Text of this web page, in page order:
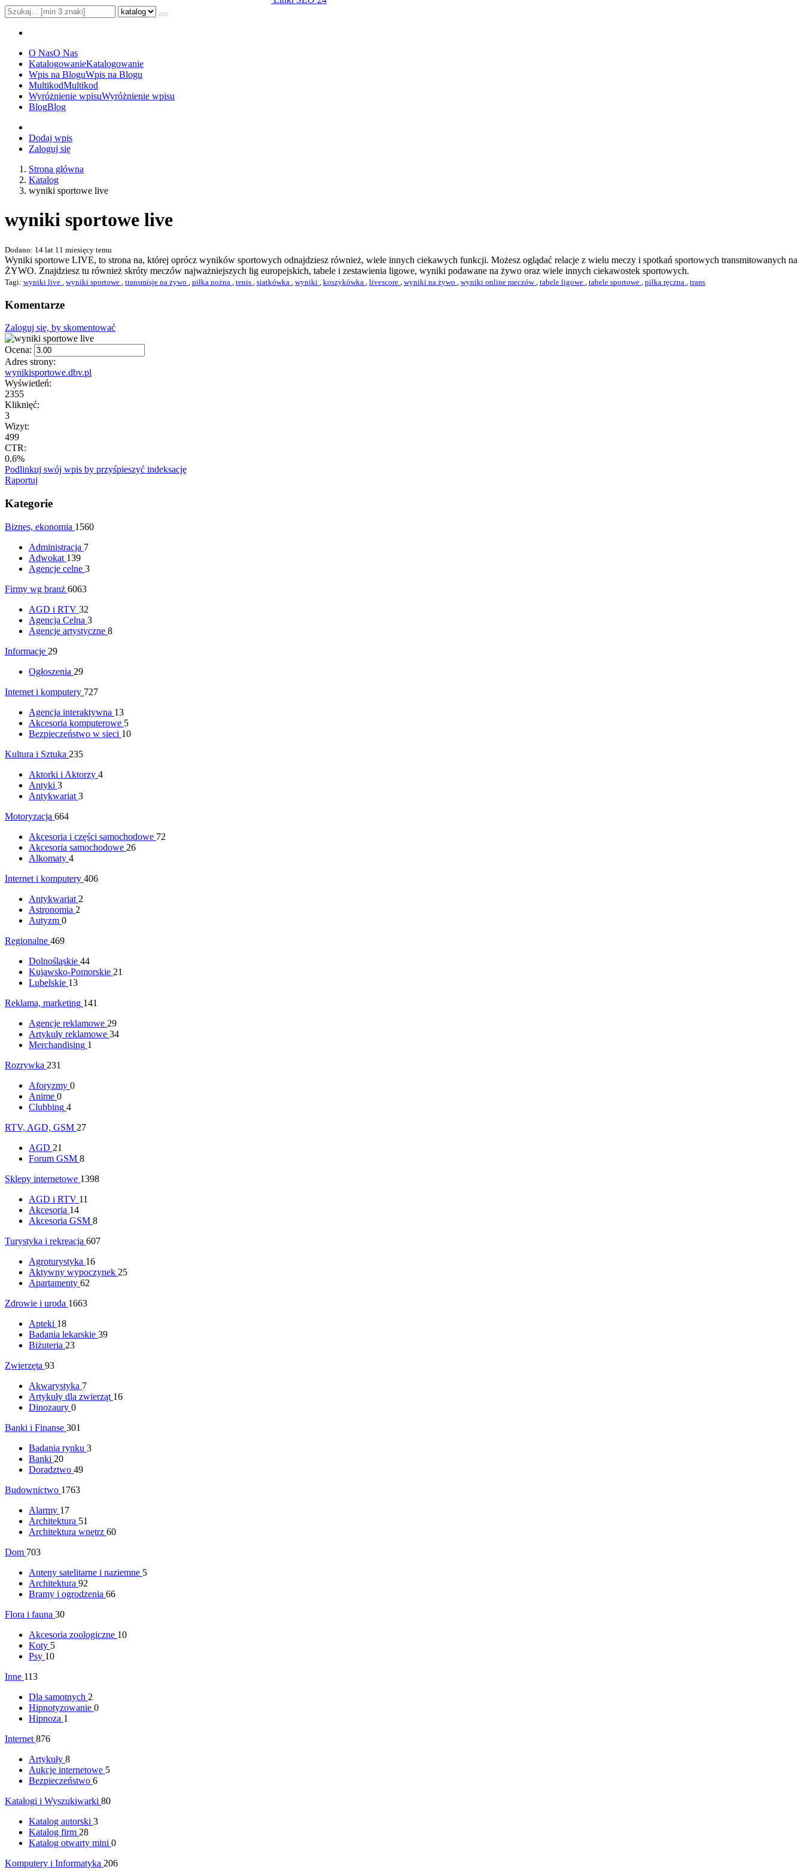
O NasO Nas
KatalogowanieKatalogowanie
Wpis na BloguWpis na Blogu
MultikodMultikod
Wyróżnienie wpisuWyróżnienie wpisu
BlogBlog
Dodaj wpis
Zaloguj się
Strona główna
Katalog
wyniki sportowe live
wyniki sportowe live
Dodano: 14 lat 11 miesięcy temu
Wyniki sportowe LIVE, to strona na, której oprócz wyników sportowych odnajdziesz również, wiele innych ciekawych funkcji. Możesz oglądać relacje z wielu meczy i spotkań sportowych transmitowanych na
ŻYWO. Znajdziesz tu również skróty meczów najważniejszych lig europejskich, tabele i zestawienia ligowe, wyniki podawane na żywo oraz wiele innych ciekawostek sportowych.
Tagi: wyniki live wyniki sportowe transmisje na żywo piłka nożna tenis siatkówka wyniki koszykówka livescore wyniki na żywo wyniki online meczów tabele ligowe tabele sportowe piłka ręczna trans
Komentarze
Zaloguj się, by skomentować
Ocena:
Adres strony:
wynikisportowe.dbv.pl
Wyświetleń:
2355
Kliknięć:
3
Wizyt:
499
CTR:
0.6%
Podlinkuj swój wpis by przyśpieszyć indeksację
Raportuj
Kategorie
Biznes, ekonomia 1560
Administracja 7
Adwokat 139
Agencje celne 3
Firmy wg branż 6063
AGD i RTV 32
Agencja Celna 3
Agencje artystyczne 8
Informacje 29
Ogłoszenia 29
Internet i komputery 727
Agencja interaktywna 13
Akcesoria komputerowe 5
Bezpieczeństwo w sieci 10
Kultura i Sztuka 235
Aktorki i Aktorzy 4
Antyki 3
Antykwariat 3
Motoryzacja 664
Akcesoria i części samochodowe 72
Akcesoria samochodowe 26
Alkomaty 4
Internet i komputery 406
Antykwariat 2
Astronomia 2
Autyzm 0
Regionalne 469
Dolnośląskie 44
Kujawsko-Pomorskie 21
Lubelskie 13
Reklama, marketing 141
Agencje reklamowe 29
Artykuły reklamowe 34
Merchandising 1
Rozrywka 231
Aforyzmy 0
Anime 0
Clubbing 4
RTV, AGD, GSM 27
AGD 21
Forum GSM 8
Sklepy internetowe 1398
AGD i RTV 11
Akcesoria 14
Akcesoria GSM 8
Turystyka i rekreacja 607
Agroturystyka 16
Aktywny wypoczynek 25
Apartamenty 62
Zdrowie i uroda 1663
Apteki 18
Badania lekarskie 39
Biżuteria 23
Zwierzęta 93
Akwarystyka 7
Artykuły dla zwierząt 16
Dinozaury 0
Banki i Finanse 301
Badania rynku 3
Banki 20
Doradztwo 49
Budownictwo 1763
Alarmy 17
Architektura 51
Architektura wnętrz 60
Dom 703
Anteny satelitarne i naziemne 5
Architektura 92
Bramy i ogrodzenia 66
Flora i fauna 30
Akcesoria zoologiczne 10
Koty 5
Psy 10
Inne 113
Dla samotnych 2
Hipnotyzowanie 0
Hipnoza 1
Internet 876
Artykuły 8
Aukcje internetowe 5
Bezpieczeństwo 6
Katalogi i Wyszukiwarki 80
Katalog autorski 3
Katalog firm 28
Katalog otwarty mini 0
Komputery i Informatyka 206